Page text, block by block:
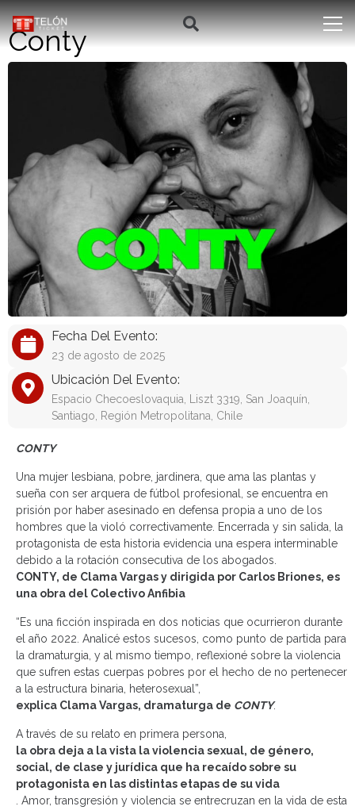
Conty
Fecha Del Evento:
23 de agosto de 2025
Ubicación Del Evento:
Espacio Checoeslovaquia, Liszt 3319, San Joaquín,
Santiago, Región Metropolitana, Chile
CONTY
Una mujer lesbiana, pobre, jardinera, que ama las plantas y
sueña con ser arquera de fútbol profesional, se encuentra en
prisión por haber asesinado en defensa propia a uno de los
hombres que la violó correctivamente. Encerrada y sin salida, la
protagonista de esta historia evidencia una espera interminable
debido a la rotación consecutiva de los abogados.
CONTY, de Clama Vargas y dirigida por Carlos Briones, es
una obra del Colectivo Anfibia
“Es una ficción inspirada en dos noticias que ocurrieron durante
el año 2022. Analicé estos sucesos, como punto de partida para
la dramaturgia, y al mismo tiempo, reflexioné sobre la violencia
que sufren estas cuerpas pobres por el hecho de no pertenecer
a la estructura binaria, heterosexual”,
explica Clama Vargas, dramaturga de CONTY.
A través de su relato en primera persona,
la obra deja a la vista la violencia sexual, de género,
social, de clase y jurídica que ha recaído sobre su
protagonista en las distintas etapas de su vida
. Amor, transgresión y violencia se entrecruzan en la vida de esta